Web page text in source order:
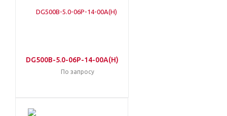
DG500B-5.0-06P-14-00A(H)
По запросу